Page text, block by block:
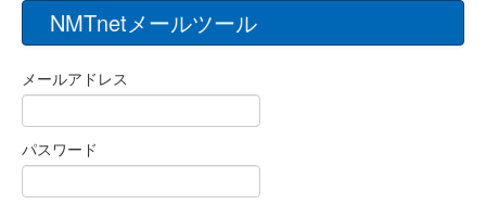
NMTnetメールツール
メールアドレス
パスワード